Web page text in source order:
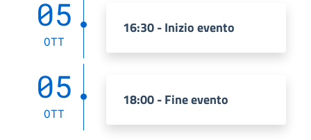
05
OTT
16:30 - Inizio evento
05
OTT
18:00 - Fine evento